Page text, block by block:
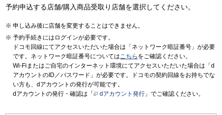
予約申込する店舗/購入商品受取り店舗を選択してください。
申し込み後に店舗を変更することはできません。
予約手続きにはログインが必要です。
ドコモ回線にてアクセスいただいた場合は「ネットワーク暗証番号」が必要
です。ネットワーク暗証番号についてはこちら をご確認ください。
Wi-Fiまたはご自宅のインターネット環境にてアクセスいただいた場合は「d
アカウントのID／パスワード」が必要です。ドコモの契約回線をお持ちでな
い方も、dアカウントの発行が可能です。
dアカウントの発行・確認は「
dアカウント発行 」でご確認ください。